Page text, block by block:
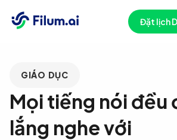
Đặt lịch
GIÁO DỤC
Mọi tiếng nói đều
lắng nghe với